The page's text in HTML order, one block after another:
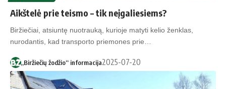
Aikštelė prie teismo – tik neįgaliesiems?
Biržiečiai, atsiuntę nuotrauką, kurioje matyti kelio ženklas,
nurodantis, kad transporto priemones prie…
„Biržiečių žodžio“ informacija2025-07-20